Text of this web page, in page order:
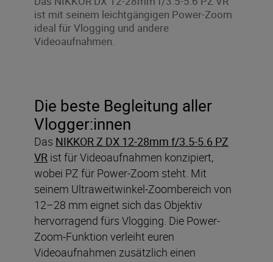
ist mit seinem leichtgängigen Power-Zoom
ideal für Vlogging und andere
Videoaufnahmen.
Die beste Begleitung aller
Vlogger:innen
Das NIKKOR Z DX 12-28mm f/3.5-5.6 PZ
VR ist für Videoaufnahmen konzipiert,
wobei PZ für Power-Zoom steht. Mit
seinem Ultraweitwinkel-Zoombereich von
12–28 mm eignet sich das Objektiv
hervorragend fürs Vlogging. Die Power-
Zoom-Funktion verleiht euren
Videoaufnahmen zusätzlich einen